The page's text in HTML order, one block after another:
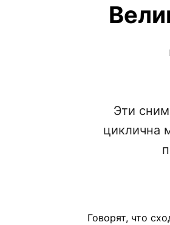
Эти
циклична
Говорят, что